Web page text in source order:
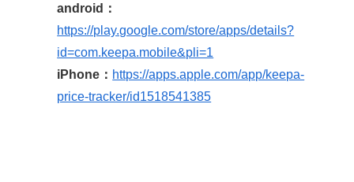
android：
https://play.google.com/store/apps/details?
id=com.keepa.mobile&pli=1
iPhone： https://apps.apple.com/app/keepa-
price-tracker/id1518541385